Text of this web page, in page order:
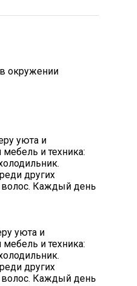
окружении
уюта и
и техника:
других
волос. Каждый день
уюта и
и техника:
других
волос. Каждый день